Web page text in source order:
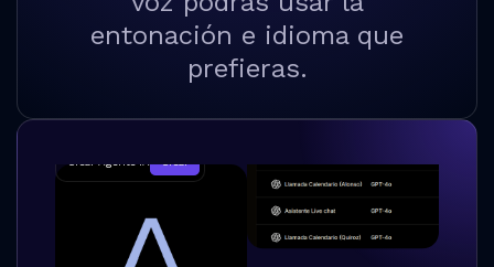
entonación e idioma que
prefieras.
Crear Agente IA Crear